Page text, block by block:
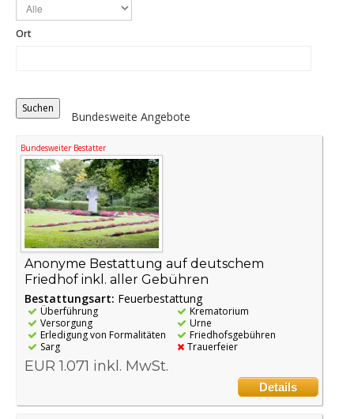
Ort
Bundesweite Angebote
Bundesweiter Bestatter
Anonyme Bestattung auf deutschem
Friedhof inkl. aller Gebühren
Bestattungsart: Feuerbestattung
Überführung
Versorgung
Erledigung von Formalitäten
Sarg
Krematorium
Urne
Friedhofsgebühren
Trauerfeier
EUR 1.071 inkl. MwSt.
Details